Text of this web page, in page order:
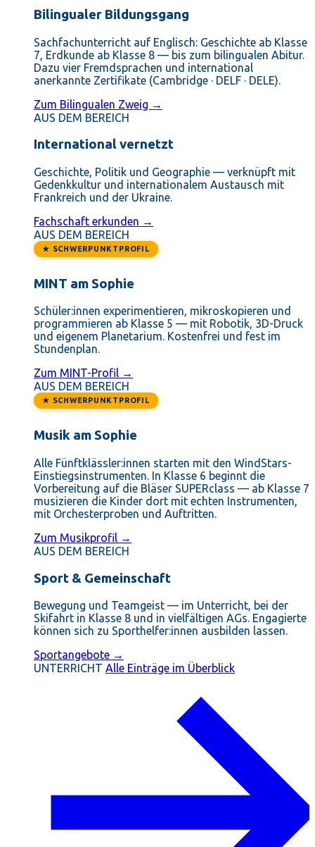
Bilingualer Bildungsgang
Sachfachunterricht auf Englisch: Geschichte ab Klasse
7, Erdkunde ab Klasse 8 — bis zum bilingualen Abitur.
Dazu vier Fremdsprachen und international
anerkannte Zertifikate (Cambridge · DELF · DELE).
Zum Bilingualen Zweig →
AUS DEM BEREICH
International vernetzt
Geschichte, Politik und Geographie — verknüpft mit
Gedenkkultur und internationalem Austausch mit
Frankreich und der Ukraine.
Fachschaft erkunden →
AUS DEM BEREICH
★ SCHWERPUNKTPROFIL
MINT am Sophie
Schüler:innen experimentieren, mikroskopieren und
programmieren ab Klasse 5 — mit Robotik, 3D-Druck
und eigenem Planetarium. Kostenfrei und fest im
Stundenplan.
Zum MINT-Profil →
AUS DEM BEREICH
★ SCHWERPUNKTPROFIL
Musik am Sophie
Alle Fünftklässler:innen starten mit den WindStars-
Einstiegsinstrumenten. In Klasse 6 beginnt die
Vorbereitung auf die Bläser SUPERclass — ab Klasse 7
musizieren die Kinder dort mit echten Instrumenten,
mit Orchesterproben und Auftritten.
Zum Musikprofil →
AUS DEM BEREICH
Sport & Gemeinschaft
Bewegung und Teamgeist — im Unterricht, bei der
Skifahrt in Klasse 8 und in vielfältigen AGs. Engagierte
können sich zu Sporthelfer:innen ausbilden lassen.
Sportangebote →
UNTERRICHT Alle Einträge im Überblick